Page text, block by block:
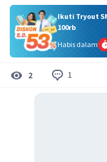
Ikuti Tryout
100rb
Habis dalam
2 1